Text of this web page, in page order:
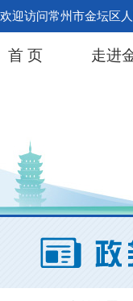
欢迎访问常州市金坛区
首 页 走进